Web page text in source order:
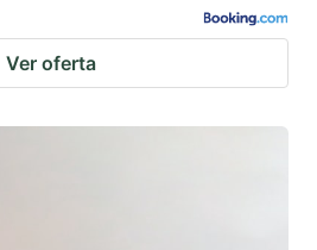
Ver oferta